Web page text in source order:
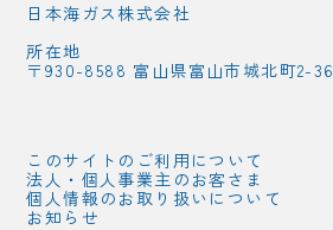
日本海ガス株式会社
所在地
〒930-8588 富山県富山市城北町2-36
このサイトのご利用について
法人・個人事業主のお客さま
個人情報のお取り扱いについて
お知らせ